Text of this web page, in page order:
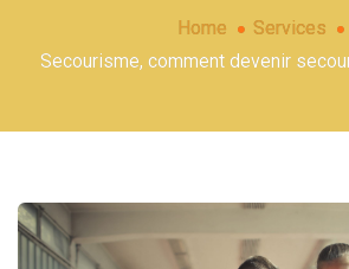
Home
Services
Secourisme, comment devenir